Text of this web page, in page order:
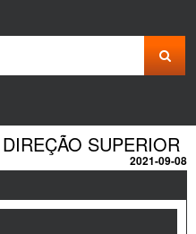
SUPERIOR
2021-09-08